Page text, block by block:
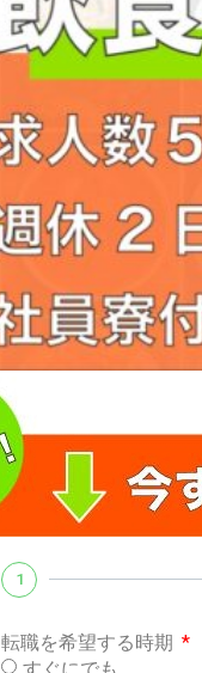
1
転職を希望する時期
すぐにでも